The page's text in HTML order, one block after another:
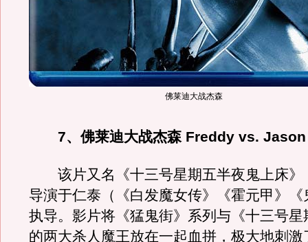
佛莱迪大战杰森
7、佛莱迪大战杰森 Freddy vs.
该片又名《十三号星期五半夜鬼上床》
导演于仁泰（《白发魔女传》《霍元甲》《
执导。影片将《猛鬼街》系列与《十三号星
的两大杀人魔王放在一起血拼，极大地刺激